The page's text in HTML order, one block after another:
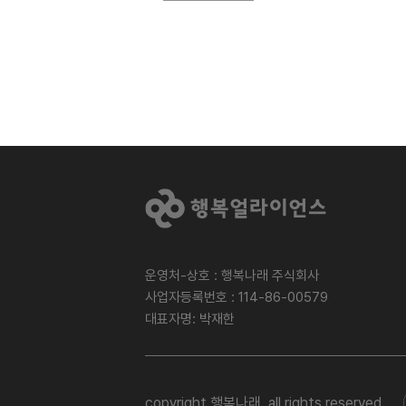
운영처-상호 : 행복나래 주식회사
사업자등록번호 : 114-86-00579
대표자명: 박재한
copyright 행복나래. all rights reserved.